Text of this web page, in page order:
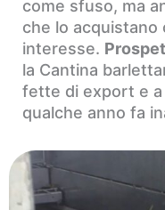
come sfuso, ma
che lo acquistano
interesse.
la Cantina
fette di export e
qualche anno fa